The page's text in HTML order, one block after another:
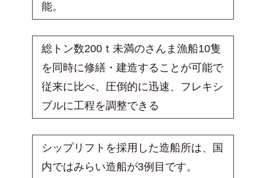
能。
総トン数200ｔ未満のさんま漁船10隻
を同時に修繕・建造することが可能で
従来に比べ、圧倒的に迅速、フレキシ
ブルに工程を調整できる
シップリフトを採用した造船所は、国
内ではみらい造船が3例目です。